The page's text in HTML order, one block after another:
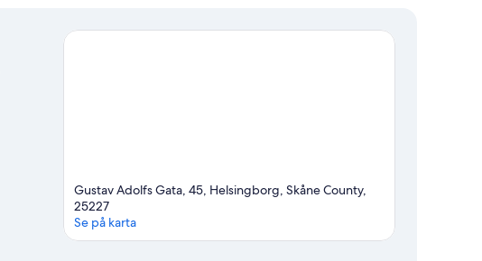
Gustav Adolfs Gata, 45, Helsingborg, Skåne County,
25227
Se på karta